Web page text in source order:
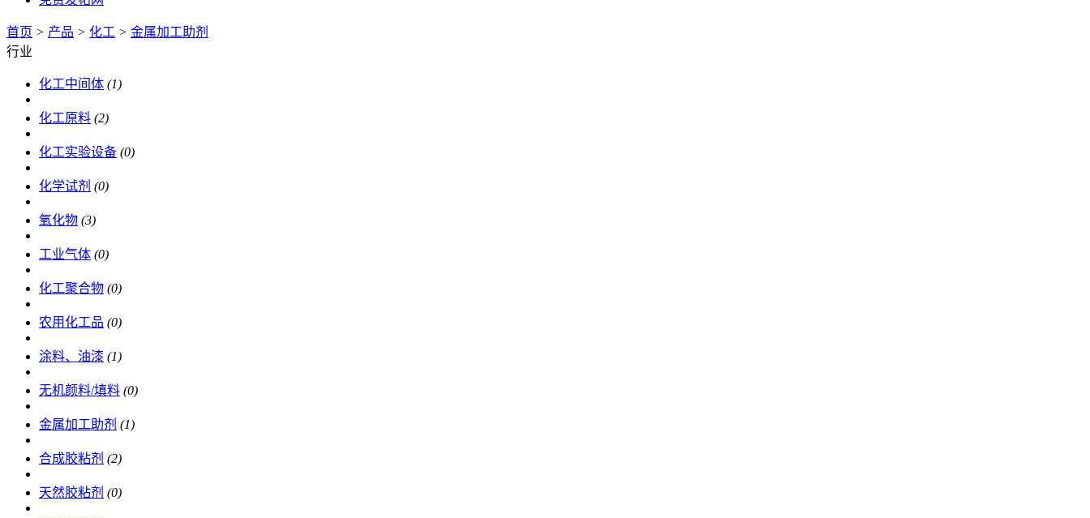
首页 > 产品 > 化工 > 金属加工助剂
行业
化工中间体 (1)
化工原料 (2)
化工实验设备 (0)
化学试剂 (0)
氧化物 (3)
工业气体 (0)
化工聚合物 (0)
农用化工品 (0)
涂料、油漆 (1)
无机颜料/填料 (0)
金属加工助剂 (1)
合成胶粘剂 (2)
天然胶粘剂 (0)